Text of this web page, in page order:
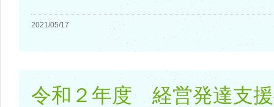
2021/05/17
令和２年度 経営発達支